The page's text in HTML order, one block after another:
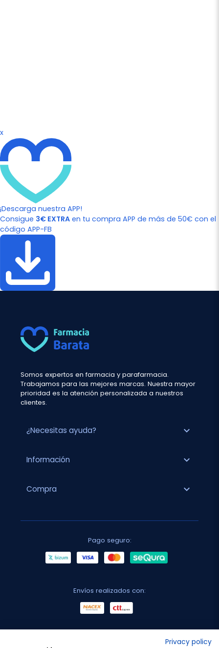
x
¡Descarga nuestra APP!
Consigue 3€ EXTRA en tu compra APP de más de 50€ con el
código APP-FB
Somos expertos en farmacia y parafarmacia.
Trabajamos para las mejores marcas. Nuestra mayor
prioridad es la atención personalizada a nuestros
clientes.
¿Necesitas ayuda? expand_more
Información expand_more
Compra expand_more
Pago seguro:
Envíos realizados con:
Privacy policy